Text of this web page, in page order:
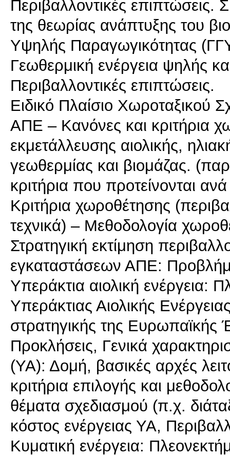
Περιβαλλοντικές
της θεωρίας ανάπτυξης του
Υψηλής Παραγωγικότητας
Γεωθερμική ενέργεια ψηλής
Περιβαλλοντικές επιπτώσεις.
Ειδικό Πλαίσιο Χωροταξικού
ΑΠΕ – Κανόνες και κριτήρια
εκμετάλλευσης αιολικής,
γεωθερμίας και βιομάζας.
κριτήρια που προτείνονται
Κριτήρια χωροθέτησης
τεχνικά) – Μεθοδολογία
Στρατηγική εκτίμηση
εγκαταστάσεων ΑΠΕ:
Υπεράκτια αιολική ενέργεια:
Υπεράκτιας Αιολικής
στρατηγικής της Ευρωπαϊκής
Προκλήσεις, Γενικά
(ΥΑ): Δομή, βασικές αρχές
κριτήρια επιλογής και
θέματα σχεδιασμού (π.χ.
κόστος ενέργειας ΥΑ,
Κυματική ενέργεια: